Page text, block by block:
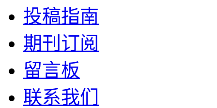
投稿指南
期刊订阅
留言板
联系我们